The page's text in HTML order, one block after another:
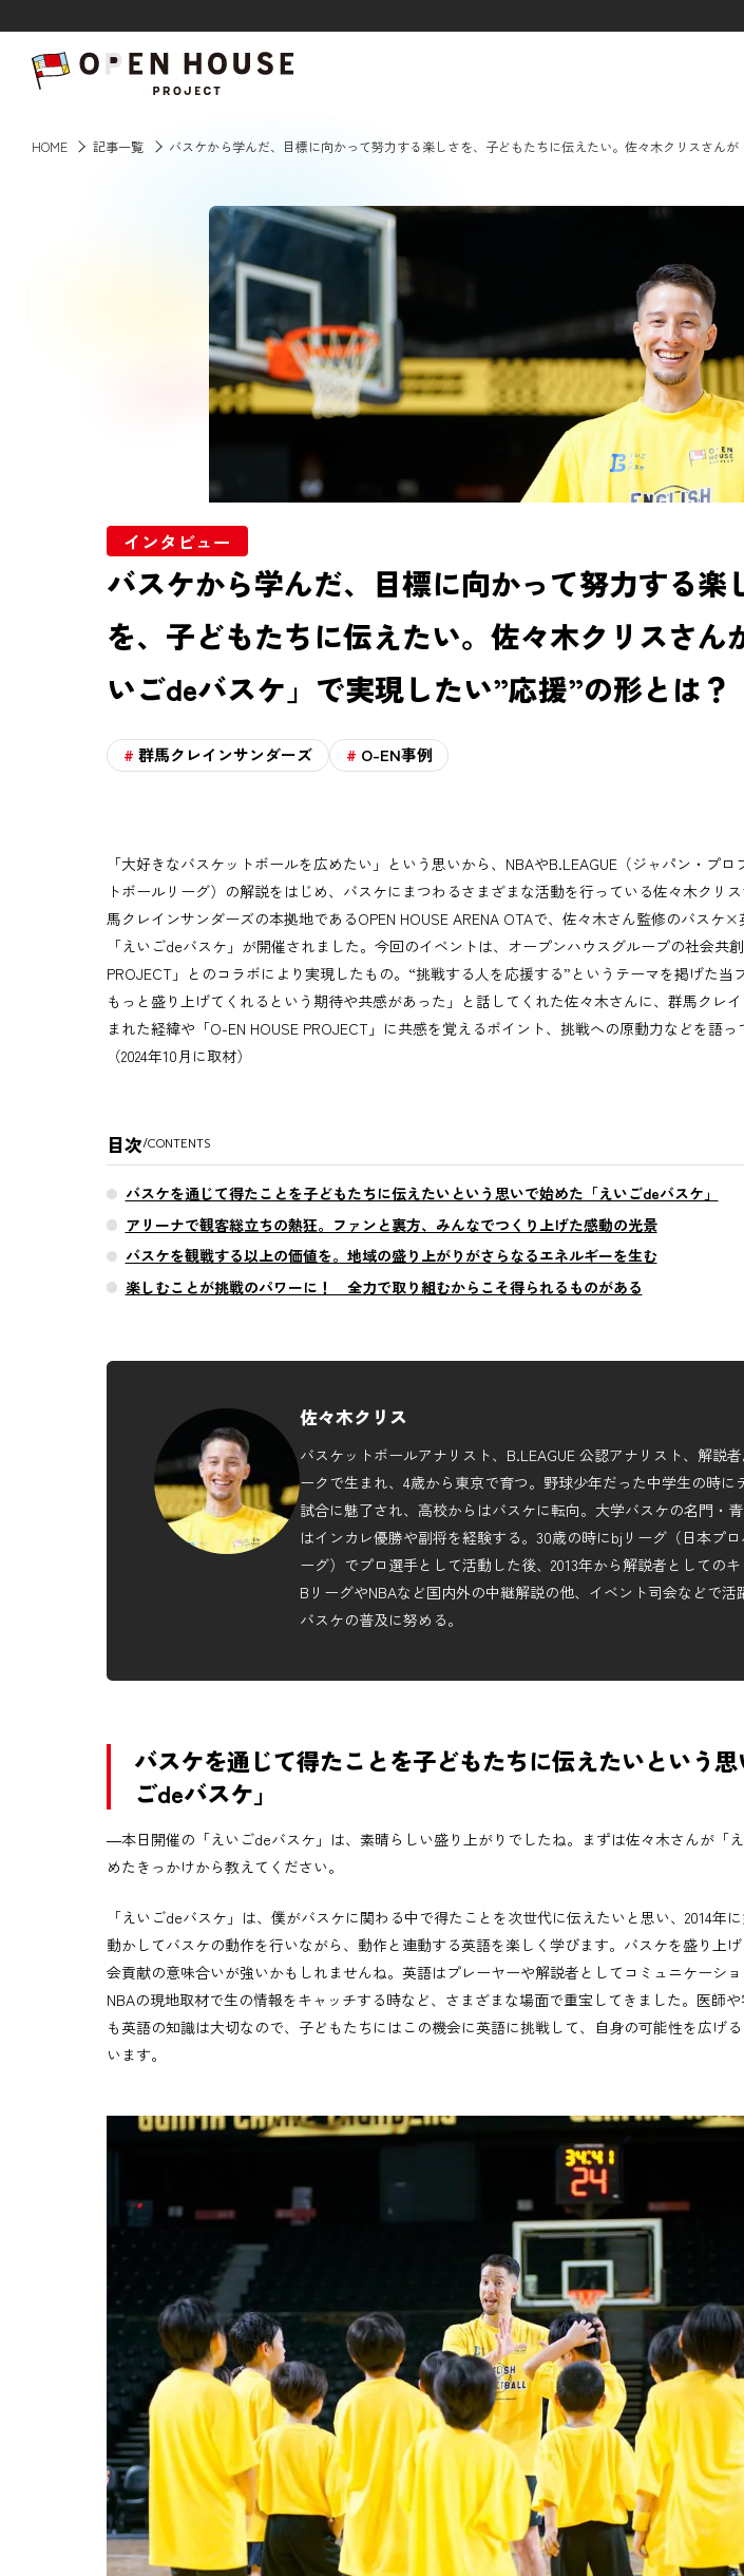
記事一覧
ABOUT
応援事例
運営会社
群馬クレ
O-EN事例
ヤクルト
HOME 記事一覧 バスケから学んだ、目標に向かって努力する楽しさを、子どもたちに伝えたい。佐々木クリスさん
インタビュー
バスケから学んだ、目標に向かって努力する楽
を、子どもたちに伝えたい。佐々木クリスさん
いごdeバスケ」で実現したい”応援”の形とは？
群馬クレインサンダーズ O-EN事例
「大好きなバスケットボールを広めたい」という思いから、NBAやB.LEAGUE（ジャパン・プ
トボールリーグ）の解説をはじめ、バスケにまつわるさまざまな活動を行っている佐々木クリス
馬クレインサンダーズの本拠地であるOPEN HOUSE ARENA OTAで、佐々木さん監修のバスケ
「えいごdeバスケ」が開催されました。今回のイベントは、オープンハウスグループの社会共
PROJECT」とのコラボにより実現したもの。“挑戦する人を応援する”というテーマを掲げた当
もっと盛り上げてくれるという期待や共感があった」と話してくれた佐々木さんに、群馬クレ
まれた経緯や「O-EN HOUSE PROJECT」に共感を覚えるポイント、挑戦への原動力などを語っ
（2024年10月に取材）
目次/CONTENTS
バスケを通じて得たことを子どもたちに伝えたいという思いで始めた「えいごdeバスケ」
アリーナで観客総立ちの熱狂。ファンと裏方、みんなでつくり上げた感動の光景
バスケを観戦する以上の価値を。地域の盛り上がりがさらなるエネルギーを生む
楽しむことが挑戦のパワーに！ 全力で取り組むからこそ得られるものがある
佐々木クリス
バスケットボールアナリスト、B.LEAGUE 公認アナリスト、解説
ークで生まれ、4歳から東京で育つ。野球少年だった中学生の時に
試合に魅了され、高校からはバスケに転向。大学バスケの名門・
はインカレ優勝や副将を経験する。30歳の時にbjリーグ（日本プロ
ーグ）でプロ選手として活動した後、2013年から解説者としてのキ
BリーグやNBAなど国内外の中継解説の他、イベント司会などで活
バスケの普及に努める。
バスケを通じて得たことを子どもたちに伝えたいという
ごdeバスケ」
―本日開催の「えいごdeバスケ」は、素晴らしい盛り上がりでしたね。まずは佐々木さんが「
めたきっかけから教えてください。
「えいごdeバスケ」は、僕がバスケに関わる中で得たことを次世代に伝えたいと思い、2014年
動かしてバスケの動作を行いながら、動作と連動する英語を楽しく学びます。バスケを盛り上
会貢献の意味合いが強いかもしれませんね。英語はプレーヤーや解説者としてコミュニケーショ
NBAの現地取材で生の情報をキャッチする時など、さまざまな場面で重宝してきました。医師
も英語の知識は大切なので、子どもたちにはこの機会に英語に挑戦して、自身の可能性を広げ
います。